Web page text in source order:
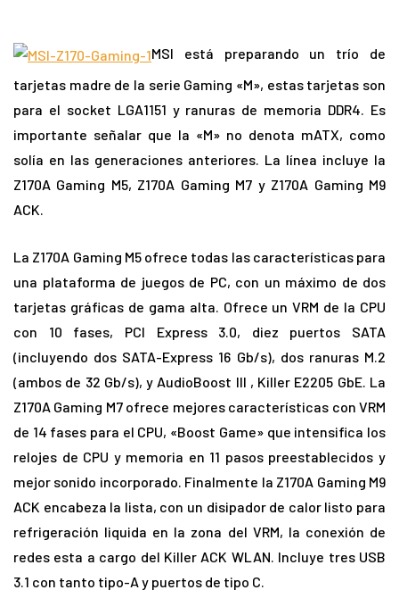
MSI está preparando un trío de
tarjetas madre de la serie Gaming «M», estas tarjetas son
para el socket LGA1151 y ranuras de memoria DDR4. Es
importante señalar que la «M» no denota mATX, como
solía en las generaciones anteriores. La línea incluye la
Z170A Gaming M5, Z170A Gaming M7 y Z170A Gaming M9
ACK.
La Z170A Gaming M5 ofrece todas las características para
una plataforma de juegos de PC, con un máximo de dos
tarjetas gráficas de gama alta. Ofrece un VRM de la CPU
con 10 fases, PCI Express 3.0, diez puertos SATA
(incluyendo dos SATA-Express 16 Gb/s), dos ranuras M.2
(ambos de 32 Gb/s), y AudioBoost III , Killer E2205 GbE. La
Z170A Gaming M7 ofrece mejores características con VRM
de 14 fases para el CPU, «Boost Game» que intensifica los
relojes de CPU y memoria en 11 pasos preestablecidos y
mejor sonido incorporado. Finalmente la Z170A Gaming M9
ACK encabeza la lista, con un disipador de calor listo para
refrigeración liquida en la zona del VRM, la conexión de
redes esta a cargo del Killer ACK WLAN. Incluye tres USB
3.1 con tanto tipo-A y puertos de tipo C.